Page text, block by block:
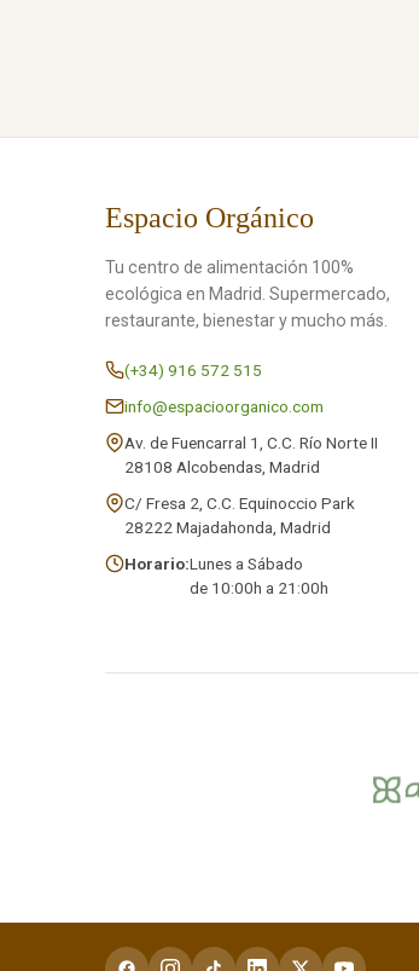
Espacio Orgánico
Tu centro de alimentación 100%
ecológica en Madrid. Supermercado,
restaurante, bienestar y mucho más.
(+34) 916 572 515
info@espacioorganico.com
Av. de Fuencarral 1, C.C. Río Norte II
28108 Alcobendas, Madrid
C/ Fresa 2, C.C. Equinoccio Park
28222 Majadahonda, Madrid
Horario:Lunes a Sábado
de 10:00h a 21:00h